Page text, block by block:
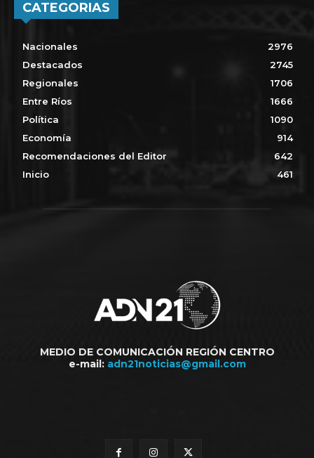
CATEGORIAS
Nacionales
2976
Destacados
2745
Regionales
1706
Entre Ríos
1666
Política
1090
Economía
914
Recomendaciones del Editor
642
Inicio
461
MEDIO DE COMUNICACIÓN REGIÓN CENTRO
e-mail: adn21noticias@gmail.com